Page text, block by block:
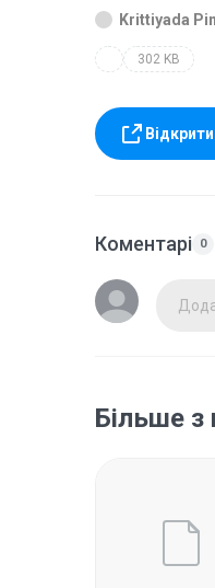
Krittiyada
302 KB
Коментарі 0
Більше з